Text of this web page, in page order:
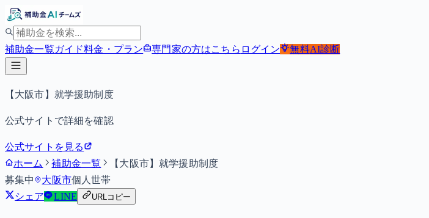
補助金一覧ガイド料金・プラン 専門家の方はこちら ログイン 無料AI診断
【大阪市】就学援助制度
公式サイトで詳細を確認
公式サイトを見る
ホーム
補助金一覧
【大阪市】就学援助制度
募集中
大阪市個人世帯
シェア
LINE URLコピー